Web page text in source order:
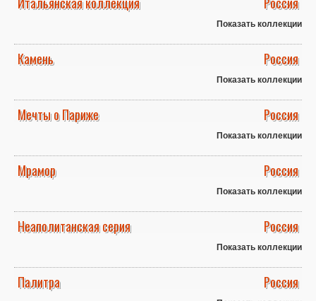
Показать коллекции
Камень Россия
Показать коллекции
Мечты о Париже Россия
Показать коллекции
Мрамор Россия
Показать коллекции
Неаполитанская серия Россия
Показать коллекции
Палитра Россия